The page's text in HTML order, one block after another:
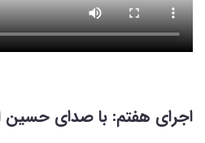
اجرای هفتم: با صدای حسین